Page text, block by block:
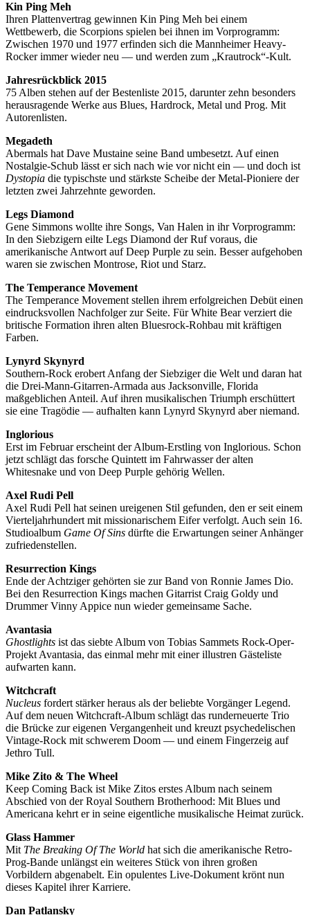
Kin Ping Meh
Ihren Plattenvertrag gewinnen Kin Ping Meh bei einem
Wettbewerb, die Scorpions spielen bei ihnen im Vorprogramm:
Zwischen 1970 und 1977 erfinden sich die Mannheimer Heavy-
Rocker immer wieder neu — und werden zum „Krautrock“-Kult.
Jahresrückblick 2015
75 Alben stehen auf der Bestenliste 2015, darunter zehn besonders
herausragende Werke aus Blues, Hardrock, Metal und Prog. Mit
Autorenlisten.
Megadeth
Abermals hat Dave Mustaine seine Band umbesetzt. Auf einen
Nostalgie-Schub lässt er sich nach wie vor nicht ein — und doch ist
Dystopia die typischste und stärkste Scheibe der Metal-Pioniere der
letzten zwei Jahrzehnte geworden.
Legs Diamond
Gene Simmons wollte ihre Songs, Van Halen in ihr Vorprogramm:
In den Siebzigern eilte Legs Diamond der Ruf voraus, die
amerikanische Antwort auf Deep Purple zu sein. Besser aufgehoben
waren sie zwischen Montrose, Riot und Starz.
The Temperance Movement
The Temperance Movement stellen ihrem erfolgreichen Debüt einen
eindrucksvollen Nachfolger zur Seite. Für White Bear verziert die
britische Formation ihren alten Bluesrock-Rohbau mit kräftigen
Farben.
Lynyrd Skynyrd
Southern-Rock erobert Anfang der Siebziger die Welt und daran hat
die Drei-Mann-Gitarren-Armada aus Jacksonville, Florida
maßgeblichen Anteil. Auf ihren musikalischen Triumph erschüttert
sie eine Tragödie — aufhalten kann Lynyrd Skynyrd aber niemand.
Inglorious
Erst im Februar erscheint der Album-Erstling von Inglorious. Schon
jetzt schlägt das forsche Quintett im Fahrwasser der alten
Whitesnake und von Deep Purple gehörig Wellen.
Axel Rudi Pell
Axel Rudi Pell hat seinen ureigenen Stil gefunden, den er seit einem
Vierteljahrhundert mit missionarischem Eifer verfolgt. Auch sein 16.
Studioalbum Game Of Sins dürfte die Erwartungen seiner Anhänger
zufriedenstellen.
Resurrection Kings
Ende der Achtziger gehörten sie zur Band von Ronnie James Dio.
Bei den Resurrection Kings machen Gitarrist Craig Goldy und
Drummer Vinny Appice nun wieder gemeinsame Sache.
Avantasia
Ghostlights ist das siebte Album von Tobias Sammets Rock-Oper-
Projekt Avantasia, das einmal mehr mit einer illustren Gästeliste
aufwarten kann.
Witchcraft
Nucleus fordert stärker heraus als der beliebte Vorgänger Legend.
Auf dem neuen Witchcraft-Album schlägt das runderneuerte Trio
die Brücke zur eigenen Vergangenheit und kreuzt psychedelischen
Vintage-Rock mit schwerem Doom — und einem Fingerzeig auf
Jethro Tull.
Mike Zito & The Wheel
Keep Coming Back ist Mike Zitos erstes Album nach seinem
Abschied von der Royal Southern Brotherhood: Mit Blues und
Americana kehrt er in seine eigentliche musikalische Heimat zurück.
Glass Hammer
Mit The Breaking Of The World hat sich die amerikanische Retro-
Prog-Bande unlängst ein weiteres Stück von ihren großen
Vorbildern abgenabelt. Ein opulentes Live-Dokument krönt nun
dieses Kapitel ihrer Karriere.
Dan Patlansky